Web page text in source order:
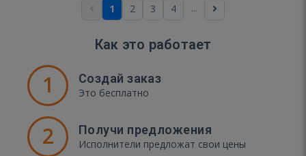
1 2 3 4 ...
Как это работает
1 Создай заказ
Это бесплатно
2 Получи предложения
Исполнители предложат свои цены